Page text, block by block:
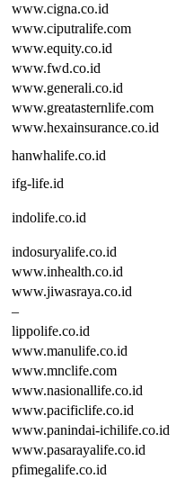
www.cigna.co.id
www.ciputralife.com
www.equity.co.id
www.fwd.co.id
www.generali.co.id
www.greatasternlife.com
www.hexainsurance.co.id
hanwhalife.co.id
ifg-life.id
indolife.co.id
indosuryalife.co.id
www.inhealth.co.id
www.jiwasraya.co.id
–
lippolife.co.id
www.manulife.co.id
www.mnclife.com
www.nasionallife.co.id
www.pacificlife.co.id
www.panindai-ichilife.co.id
www.pasarayalife.co.id
pfimegalife.co.id